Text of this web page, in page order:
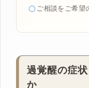
ご相談をご希望
過覚醒の症
か